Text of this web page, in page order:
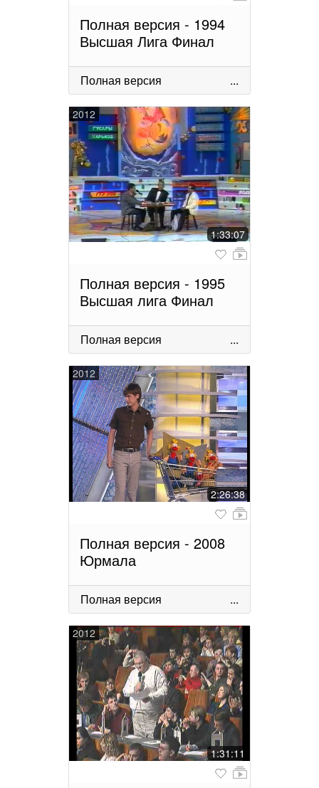
Полная версия - 1994
Высшая Лига Финал
Полная версия ...
2012
1:33:07
Полная версия - 1995
Высшая лига Финал
Полная версия ...
2012
2:26:38
Полная версия - 2008
Юрмала
Полная версия ...
2012
1:31:11